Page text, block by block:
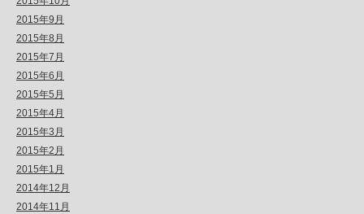
2015年9月
2015年8月
2015年7月
2015年6月
2015年5月
2015年4月
2015年3月
2015年2月
2015年1月
2014年12月
2014年11月